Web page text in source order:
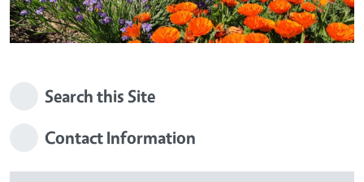
Search this Site
Contact Information